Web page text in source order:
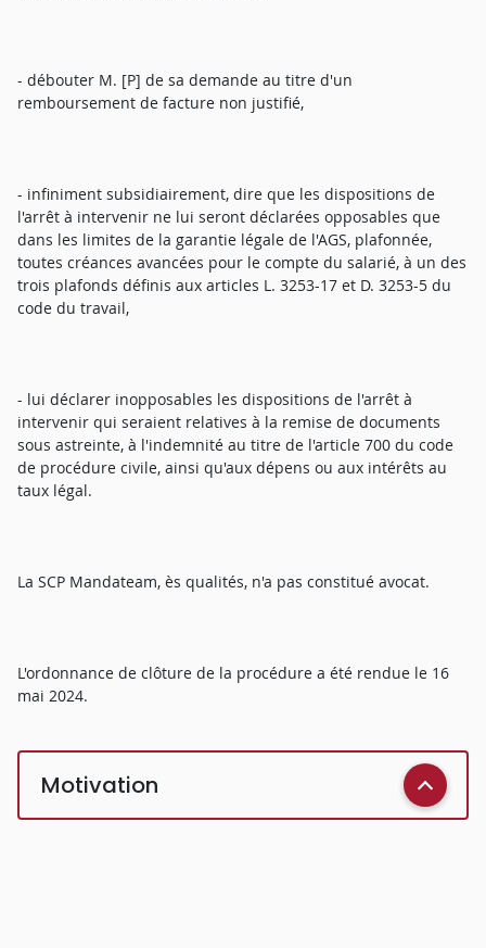
- débouter M. [P] de sa demande au titre d'un
remboursement de facture non justifié,
- infiniment subsidiairement, dire que les dispositions de
l'arrêt à intervenir ne lui seront déclarées opposables que
dans les limites de la garantie légale de l'AGS, plafonnée,
toutes créances avancées pour le compte du salarié, à un des
trois plafonds définis aux articles L. 3253-17 et D. 3253-5 du
code du travail,
- lui déclarer inopposables les dispositions de l'arrêt à
intervenir qui seraient relatives à la remise de documents
sous astreinte, à l'indemnité au titre de l'article 700 du code
de procédure civile, ainsi qu'aux dépens ou aux intérêts au
taux légal.
La SCP Mandateam, ès qualités, n'a pas constitué avocat.
L'ordonnance de clôture de la procédure a été rendue le 16
mai 2024.
Motivation